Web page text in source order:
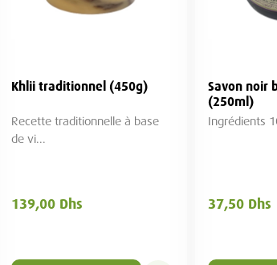
Khlii traditionnel (450g)
Recette traditionnelle à base
de vi...
139,00 Dhs
Savon noir
(250ml)
Ingrédients
37,50 Dhs